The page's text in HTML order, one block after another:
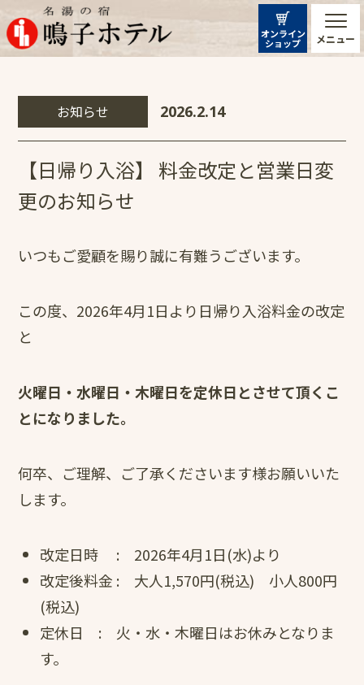
メニュー
オンライン
ショップ
お知らせ 2026.2.14
【日帰り入浴】 料金改定と営業日変
更のお知らせ
いつもご愛顧を賜り誠に有難うございます。
この度、2026年4月1日より日帰り入浴料金の改定
と
火曜日・水曜日・木曜日を定休日とさせて頂くこ
とになりました。
何卒、ご理解、ご了承くださいます様お願いいた
します。
改定日時 : 2026年4月1日(水)より
改定後料金 : 大人1,570円(税込) 小人800円
(税込)
定休日 : 火・水・木曜日はお休みとなりま
す。